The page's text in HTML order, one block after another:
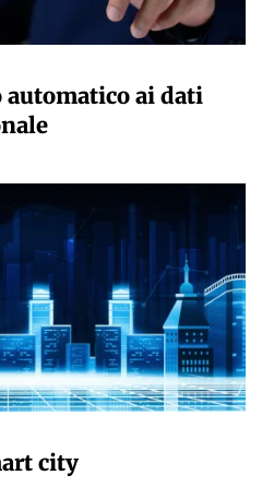
automatico ai dati
city